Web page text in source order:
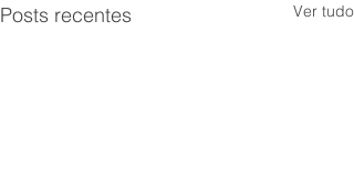
Posts recentes Ver tudo